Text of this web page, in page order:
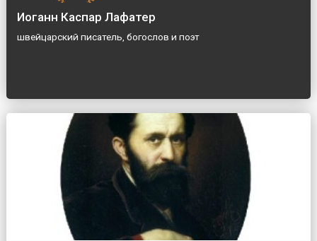
Иоганн Каспар Лафатер
швейцарский писатель, богослов и поэт